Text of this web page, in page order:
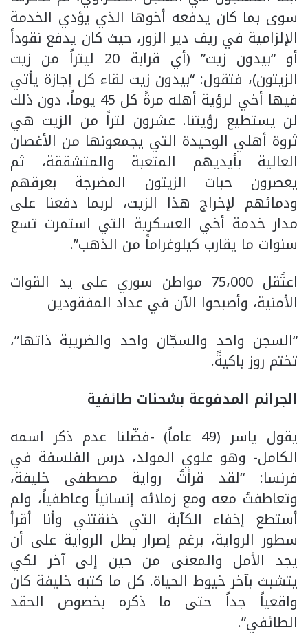
سوى بما كان يدفعه أخوها الذي يؤدي الخدمة
الإلزامية في ريف دير الزور، حيث كان يدفع نقوداً
أو “بيدون زيت” (أي قرابة 20 ليتراً من زيت
الزيتون)، فتقول: “بيدون زيت لقاء كل إجازة يأتي
فيها أخي لرؤية أهله مرةً كل 45 يوماً. دون ذلك
لن يستطيع رؤيتنا. عشرون لتراً من الزيت هي
ثروة أهلي الوحيدة التي يجمعونها من الأغصان
العالية بأيديهم المتعبة والمتشققة، ثم
يعصرون حبات الزيتون المضرجة بعرقهم
ودمائهم لإخراج هذا الزيت، لربما دفعنا على
مدار خدمة أخي العسكرية التي استمرت تسع
سنوات ما يقارب كيلوغراماً من الذهب”.
اعتُقل 75،000 مواطن سوري على يد القوات
الأمنية، وأصبحوا الآن في عداد المفقودين
“السجن واحد والسجّان واحد والضريبة ذاتها”،
تختم روز باكيةً.
الجرائم المدفوعة بشحنات طائفية
يقول ياسر (49 عاماً) -فضّلنا عدم ذكر اسمه
الكامل- وهو علوي المولد، درس الفلسفة في
فرنسا: “لقد قرأتُ رواية مصطفى خليفة،
وتعاطفتُ معه ومع زملائه إنسانياً وعاطفياً، ولم
أستطع إخفاء الكآبة التي خنقتني وأنا أقرأ
سطور الرواية، برغم إصرار بطل الرواية على أن
يجد الأمل والمعنى من حين إلى آخر لكي
يتشبث بآخر خيوط الحياة. كل ما كتبه خليفة كان
واقعياً جداً حتى ما ذكره بخصوص الحقد
الطائفي”.